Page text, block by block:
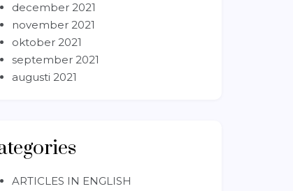
december 2021
november 2021
oktober 2021
september 2021
augusti 2021
ARTICLES IN ENGLISH